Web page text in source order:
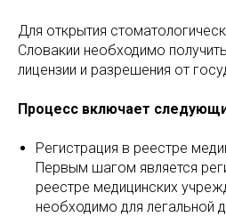
Для открытия
Словакии необходимо
лицензии и разрешения от
Процесс включает
Регистрация в реестре
Первым шагом является
реестре медицинских
необходимо для легальной